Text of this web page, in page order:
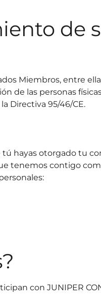
de
Miembros, entre
de las personas
Directiva 95/46/CE.
tú hayas otorgado tu
tenemos contigo
con JUNIPER